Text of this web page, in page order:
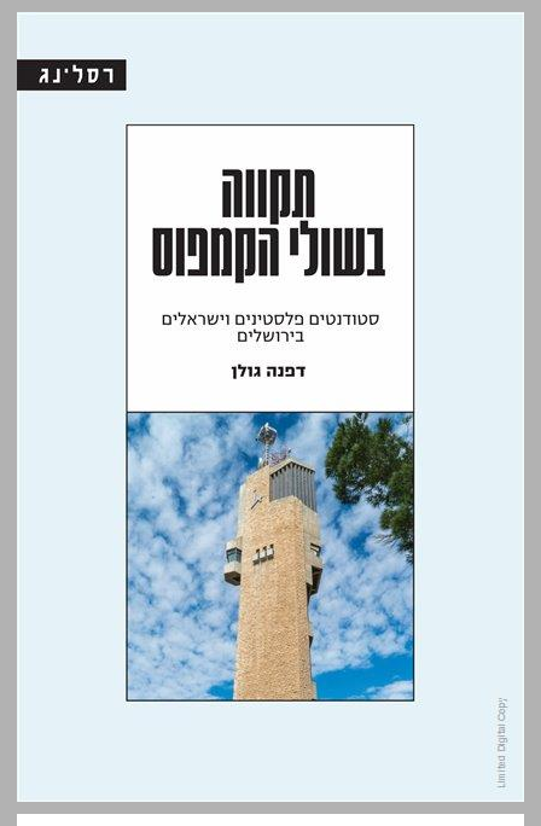
תקווה בשולי הקמפוס: סטודנטים פלסטינים וישראלים בירושלים ... 0